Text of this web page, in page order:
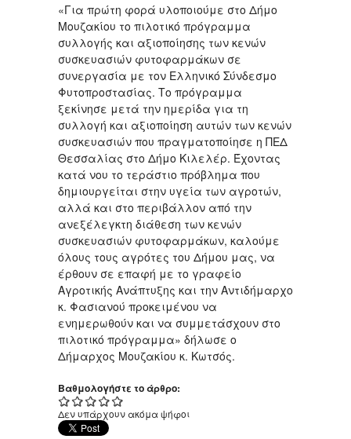
«Για πρώτη φορά υλοποιούμε στο Δήμο
Μουζακίου το πιλοτικό πρόγραμμα
συλλογής και αξιοποίησης των κενών
συσκευασιών φυτοφαρμάκων σε
συνεργασία με τον Ελληνικό Σύνδεσμο
Φυτοπροστασίας. Το πρόγραμμα
ξεκίνησε μετά την ημερίδα για τη
συλλογή και αξιοποίηση αυτών των κενών
συσκευασιών που πραγματοποίησε η ΠΕΔ
Θεσσαλίας στο Δήμο Κιλελέρ. Έχοντας
κατά νου το τεράστιο πρόβλημα που
δημιουργείται στην υγεία των αγροτών,
αλλά και στο περιβάλλον από την
ανεξέλεγκτη διάθεση των κενών
συσκευασιών φυτοφαρμάκων, καλούμε
όλους τους αγρότες του Δήμου μας, να
έρθουν σε επαφή με το γραφείο
Αγροτικής Ανάπτυξης και την Αντιδήμαρχο
κ. Φασιανού προκειμένου να
ενημερωθούν και να συμμετάσχουν στο
πιλοτικό πρόγραμμα» δήλωσε ο
Δήμαρχος Μουζακίου κ. Κωτσός.
Βαθμολογήστε το άρθρο:
Δεν υπάρχουν ακόμα ψήφοι